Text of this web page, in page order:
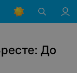
До